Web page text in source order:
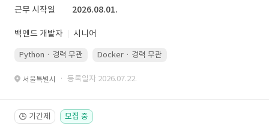
근무 시작일
2026.08.01.
백엔드 개발자 시니어
Python · 경력 무관 Docker · 경력 무관
서울특별시 · 등록일자 2026.07.22.
🕒 기간제 모집 중